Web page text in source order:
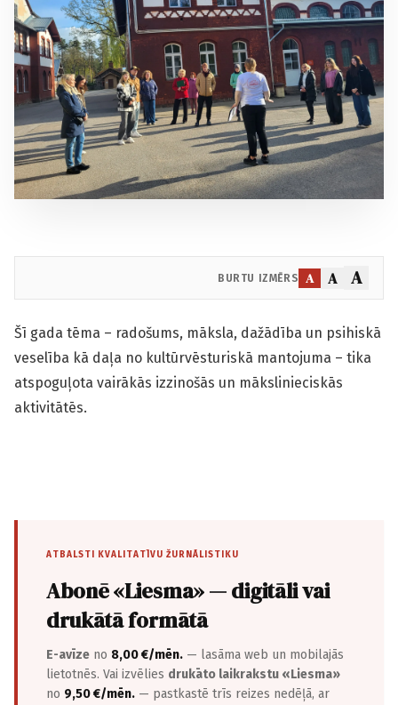
BURTU IZMĒRS A A A
Šī gada tēma – radošums, māksla, dažādība un psihiskā
veselība kā daļa no kultūrvēsturiskā mantojuma – tika
atspoguļota vairākās izzinošās un mākslinieciskās
aktivitātēs.
ATBALSTI KVALITATĪVU ŽURNĀLISTIKU
Abonē «Liesma» — digitāli vai
drukātā formātā
E-avīze no 8,00 €/mēn. — lasāma web un mobilajās
lietotnēs. Vai izvēlies drukāto laikrakstu «Liesma»
no 9,50 €/mēn. — pastkastē trīs reizes nedēļā, ar